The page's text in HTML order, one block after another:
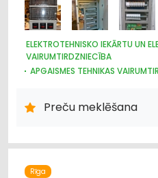
ELEKTROTEHNISKO IEKĀRTU UN
VAIRUMTIRDZNIECĪBA
APGAISMES TEHNIKAS
TIRDZNIECĪBA
Preču meklēšana
Rīga